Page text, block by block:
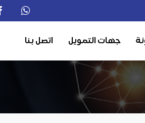
جهات التمويل اتصل بنا